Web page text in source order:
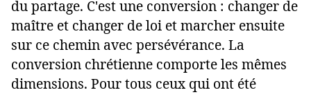
du partage. C'est une conversion : changer de
maître et changer de loi et marcher ensuite
sur ce chemin avec persévérance. La
conversion chrétienne comporte les mêmes
dimensions. Pour tous ceux qui ont été